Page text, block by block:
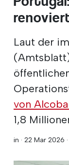
renoviert
Laut der
von
1,8